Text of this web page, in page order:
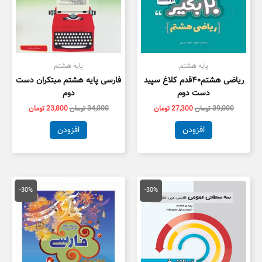
پایه هشتم
ریاضی هشتم۴۰قدم کلاغ سپید
دست دوم
39,000تومان27,300تومان
افزودن
پایه هشتم
فارسی پایه هشتم مبتکران دست
دوم
34,000تومان23,800تومان
افزودن
-30%
اصلی
18,000 تومان
بود.
قیمت
فعلی
-30%
اصلی
17,000 تومان
بود.
قیمت
فعلی
است.